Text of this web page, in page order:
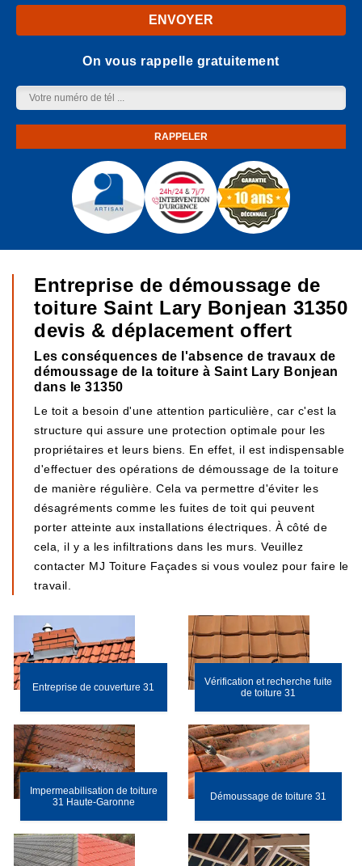
On vous rappelle gratuitement
Entreprise de démoussage de
toiture Saint Lary Bonjean 31350
devis & déplacement offert
Les conséquences de l'absence de travaux de
démoussage de la toiture à Saint Lary Bonjean
dans le 31350
Le toit a besoin d'une attention particulière, car c'est la
structure qui assure une protection optimale pour les
propriétaires et leurs biens. En effet, il est indispensable
d'effectuer des opérations de démoussage de la toiture
de manière régulière. Cela va permettre d'éviter les
désagréments comme les fuites de toit qui peuvent
porter atteinte aux installations électriques. À côté de
cela, il y a les infiltrations dans les murs. Veuillez
contacter MJ Toiture Façades si vous voulez pour faire le
travail.
Entreprise de couverture 31
Vérification et recherche fuite
de toiture 31
Impermeabilisation de toiture
31 Haute-Garonne
Démoussage de toiture 31